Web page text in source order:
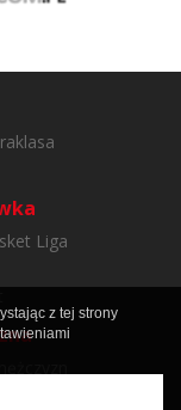
Liga
z tej strony